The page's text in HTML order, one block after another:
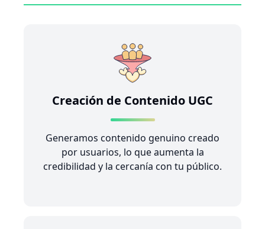
Creación de Contenido UGC
Generamos contenido genuino creado
por usuarios, lo que aumenta la
credibilidad y la cercanía con tu público.